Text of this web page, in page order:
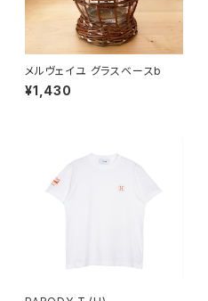
メルヴェイユ グラスベースb
¥1,430